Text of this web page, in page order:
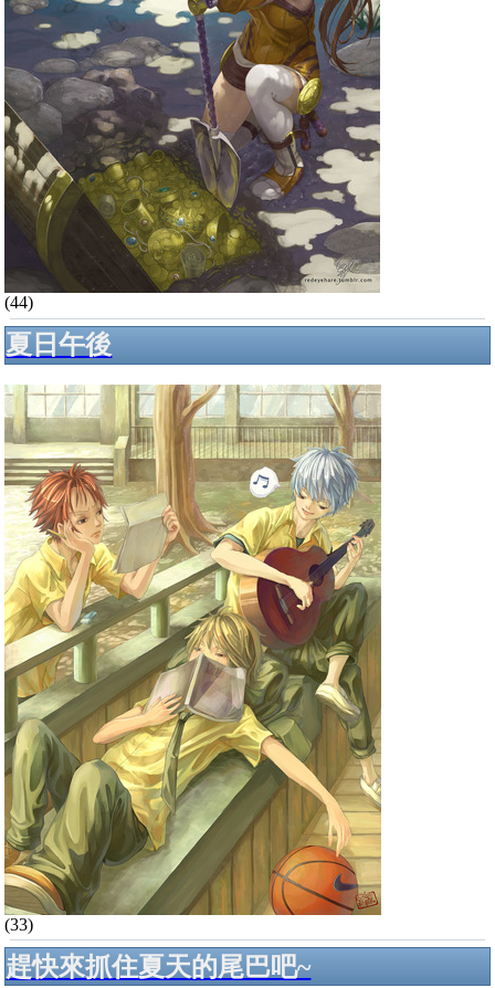
(44)
夏日午後
(33)
趕快來抓住夏天的尾巴吧~